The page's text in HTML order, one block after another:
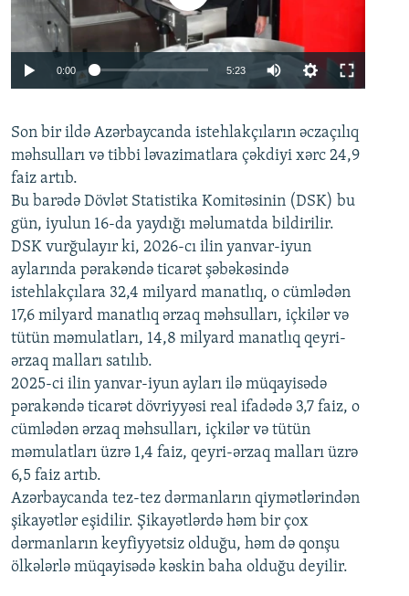
Auto 240p 360p 480p
720p 1080p
0:00 5:23
360p
480p
720p
1080p
Son bir ildə Azərbaycanda istehlakçıların əczaçılıq
məhsulları və tibbi ləvazimatlara çəkdiyi xərc 24,9
faiz artıb.
Bu barədə Dövlət Statistika Komitəsinin (DSK) bu
gün, iyulun 16-da yaydığı məlumatda bildirilir.
DSK vurğulayır ki, 2026-cı ilin yanvar-iyun
aylarında pərakəndə ticarət şəbəkəsində
istehlakçılara 32,4 milyard manatlıq, o cümlədən
17,6 milyard manatlıq ərzaq məhsulları, içkilər və
tütün məmulatları, 14,8 milyard manatlıq qeyri-
ərzaq malları satılıb.
2025-ci ilin yanvar-iyun ayları ilə müqayisədə
pərakəndə ticarət dövriyyəsi real ifadədə 3,7 faiz, o
cümlədən ərzaq məhsulları, içkilər və tütün
məmulatları üzrə 1,4 faiz, qeyri-ərzaq malları üzrə
6,5 faiz artıb.
Azərbaycanda tez-tez dərmanların qiymətlərindən
şikayətlər eşidilir. Şikayətlərdə həm bir çox
dərmanların keyfiyyətsiz olduğu, həm də qonşu
ölkələrlə müqayisədə kəskin baha olduğu deyilir.